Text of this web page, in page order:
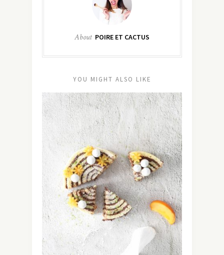
About POIRE ET CACTUS
YOU MIGHT ALSO LIKE